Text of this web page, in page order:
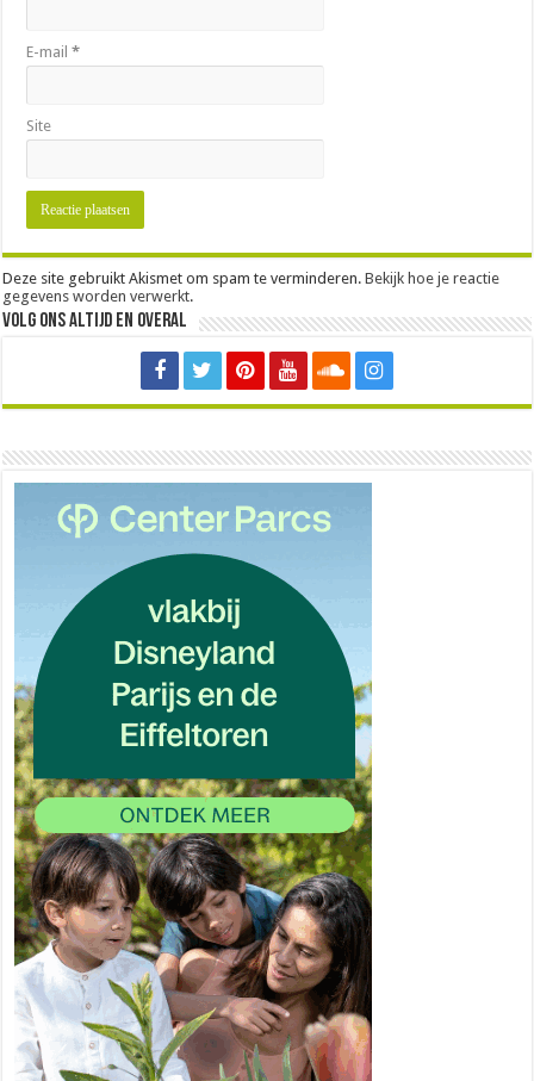
E-mail*
Site
Deze site gebruikt Akismet om spam te verminderen.Bekijk hoe je reactie
gegevens worden verwerkt.
Volg ons altijd en overal